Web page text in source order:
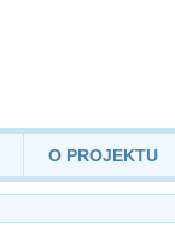
O PROJEKTU